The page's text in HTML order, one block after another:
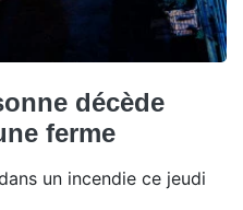
décède
ferme
un incendie ce jeudi